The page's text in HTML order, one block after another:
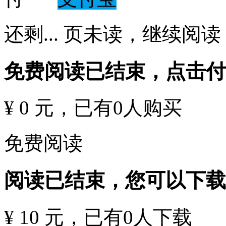
还剩 ... 页未读， 继续阅读
免费阅读已结束，点击
¥ 0 元 ，已有0 人购买
免费阅读
阅读已结束，您可以下
¥ 10 元 ，已有0 人下载